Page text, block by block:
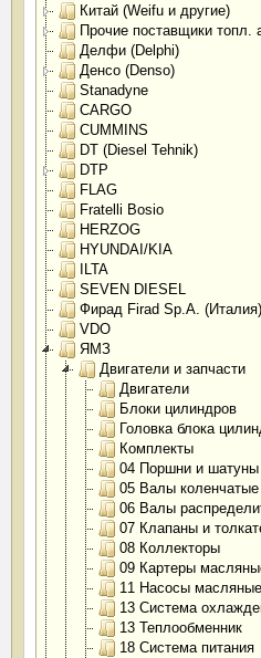
Китай (Weifu и другие)
Прочие поставщики топл.
Делфи (Delphi)
Денсо (Denso)
Stanadyne
CARGO
CUMMINS
DT (Diesel Tehnik)
DTP
FLAG
Fratelli Bosio
HERZOG
HYUNDAI/KIA
ILTA
SEVEN DIESEL
Фирад Firad Sp.A. (Италия)
VDO
ЯМЗ
Двигатели и запчасти
Двигатели
Блоки цилиндров
Головка блока
Комплекты
04 Поршни и шатуны
05 Валы
06 Валы
07 Клапаны и
08 Коллекторы
09 Картеры
11 Насосы масляные
13 Система
13 Теплообменник
18 Система питания